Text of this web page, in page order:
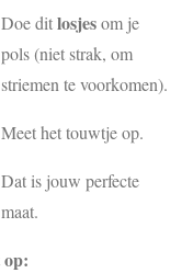
Doe ditlosjesom je
pols (niet strak, om
striemen te voorkomen).
Meet het touwtje op.
Dat is jouw perfecte
maat.